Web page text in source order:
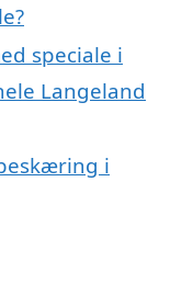
speciale i
Langeland
i